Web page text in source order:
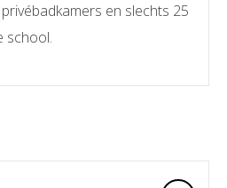
en slechts 25
school.